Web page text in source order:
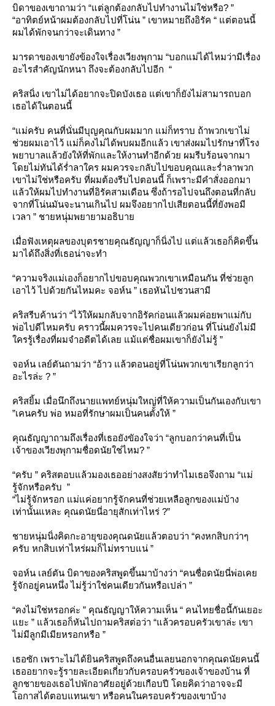
บิดาของเขาถามว่า “แต่ลูกต้องกลับไปทำงานไม่ใช่หรือ? ”
“อาทิตย์หน้าผมต้องกลับไปที่โน่น ” เขาหมายถึงอิรัค “ แต่ตอนนี้
ผมได้พักจนกว่าจะเดินทาง ”
มารดาของเขายังข้องใจเรื่องเวียงพุกาม “บอกแม่ได้ไหมว่ามีเรื่อง
อะไรสำคัญนักหนา ถึงจะต้องกลับไปอีก “
คริสนิ่ง เขาไม่ได้อยากจะปิดบังเธอ แต่เขาก็ยังไม่สามารถบอก
เธอได้ในตอนนี้
“แม่ครับ คนที่นั่นมีบุญคุณกับผมมาก แม่ก็ทราบ ถ้าพวกเขาไม่
ช่วยผมเอาไว้ แม่ก็คงไม่ได้พบผมอีกแล้ว เขาส่งผมไปรักษาที่โรง
พยาบาลแล้วยังให้ที่พักและให้งานทำอีกด้วย ผมรีบร้อนจากมา
ดยไม่ทันได้ร่ำลาใคร ผมควรจะกลับไปขอบคุณและร่ำลาพวก
เขาไม่ใช่หรือครับ ที่ผมต้องรีบไปตอนนี้ ก็เพราะมีคำสั่งออกมา
ล้วให้ผมไปทำงานที่อิรัคสามเดือน ซึ่งถ้ารอไปจนถึงตอนที่กลับ
จากที่โน่นมันจะนานเกินไป ผมจึงอยากไปเสียตอนนี้ที่ยังพอมี
เวลา ” ชายหนุ่มพยายามอธิบา
เมื่อฟังเหตุผลของบุตรชายคุณธัญญาก็นิ่งไป แต่แล้วเธอก็คิดขึ้น
มาได้ถึงสิ่งที่เธอน่าจะทำ
“ความจริงแม่เองก็อยากไปขอบคุณพวกเขาเหมือนกัน ที่ช่วยลูก
เอาไว้ ไปด้วยกันไหมคะ จอห์น ” เธอหันไปชวนสามี
คริสรีบค้านว่า “ไว้ให้ผมกลับจากอิรัคก่อนแล้วผมค่อยพาแม่กับ
พ่อไปดีไหมครับ คราวนี้ผมควรจะไปคนเดียวก่อน ที่โน่นยังไม่มี
ครรู้เรื่องที่ผมจำอดีตได้เลย แม้แต่ชื่อผมเขาก็ยังไม่รู้ ”
จอห์น เลย์ตันถามว่า “อ้าว แล้วตอนอยู่ที่โน่นพวกเขาเรียกลูกว่า
อะไรล่ะ ? ”
คริสยิ้ม เมื่อนึกถึงนายแพทย์หนุ่มใหญ่ที่ให้ความเป็นกันเองกับเขา
”เคนครับ พ่อ หมอที่รักษาผมเป็นคนตั้งให้ ”
คุณธัญญาถามถึงเรื่องที่เธอยังขัองใจว่า “ลูกบอกว่าคนที่เป็น
เจ้าของเวียงพุกามชื่อดนัยใช่ไหม? ”
“ครับ ” คริสตอบแล้วมองเธออย่างสงสัยว่าทำไมเธอจึงถาม “แม่
รู้จักหรือครับ ”
“ไม่รู้จักหรอก แม่แค่อยากรู้จักคนที่ช่วยเหลือลูกของแม่บ้าง
เท่านั้นแหละ คุณดนัยนี่อายุสักเท่าไหร่ ?”
ชายหนุ่มนิ่งคิดกะอายุของคุณดนัยแล้วตอบว่า “คงหกสิบกว่าๆ
ครับ หกสิบเท่าไหร่ผมก็ไม่ทราบแน่ ”
จอห์น เลย์ตัน บิดาของคริสพูดขึ้นมาบ้างว่า “คนชื่อดนัยนี่พ่อเค
รู้จักอยู่คนหนึ่ง ไม่รู้ว่าใช่คนเดียวกันหรือเปล่า ”
“คงไม่ใช่หรอกค่ะ ” คุณธัญญาให้ความเห็น “ คนไทยชื่อนี้กันเยอะ
ะ ” แล้วเธอก็หันไปถามคริสต่อว่า “แล้วครอบครัวเขาล่ะ เขา
ไม่มีลูกมีเมียหรอกหรือ ”
เธอซัก เพราะไม่ได้ยินคริสพูดถึงคนอื่นเลยนอกจากคุณดนัยคนนี้
เธออยากจะรู้รายละเอียดเกี่ยวกับครอบครัวของเจ้าของบ้าน ที่
ลูกชายของเธอไปพักอาศัยอยู่ด้วยเกือบปี โดยคิดว่าอาจจะมี
อกาสได้ตอบแทนเขา หรือคนในครอบครัวของเขาบ้าง